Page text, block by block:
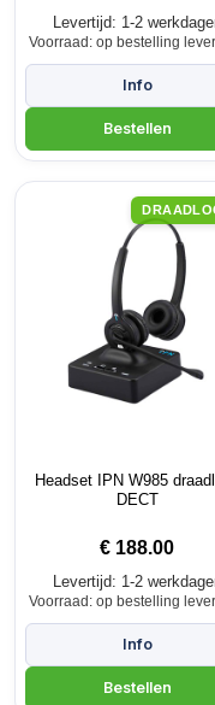
Levertijd: 1-2
Voorraad: op bestelling
Headset IPN W985
DECT
€ 188.00
Levertijd: 1-2
Voorraad: op bestelling